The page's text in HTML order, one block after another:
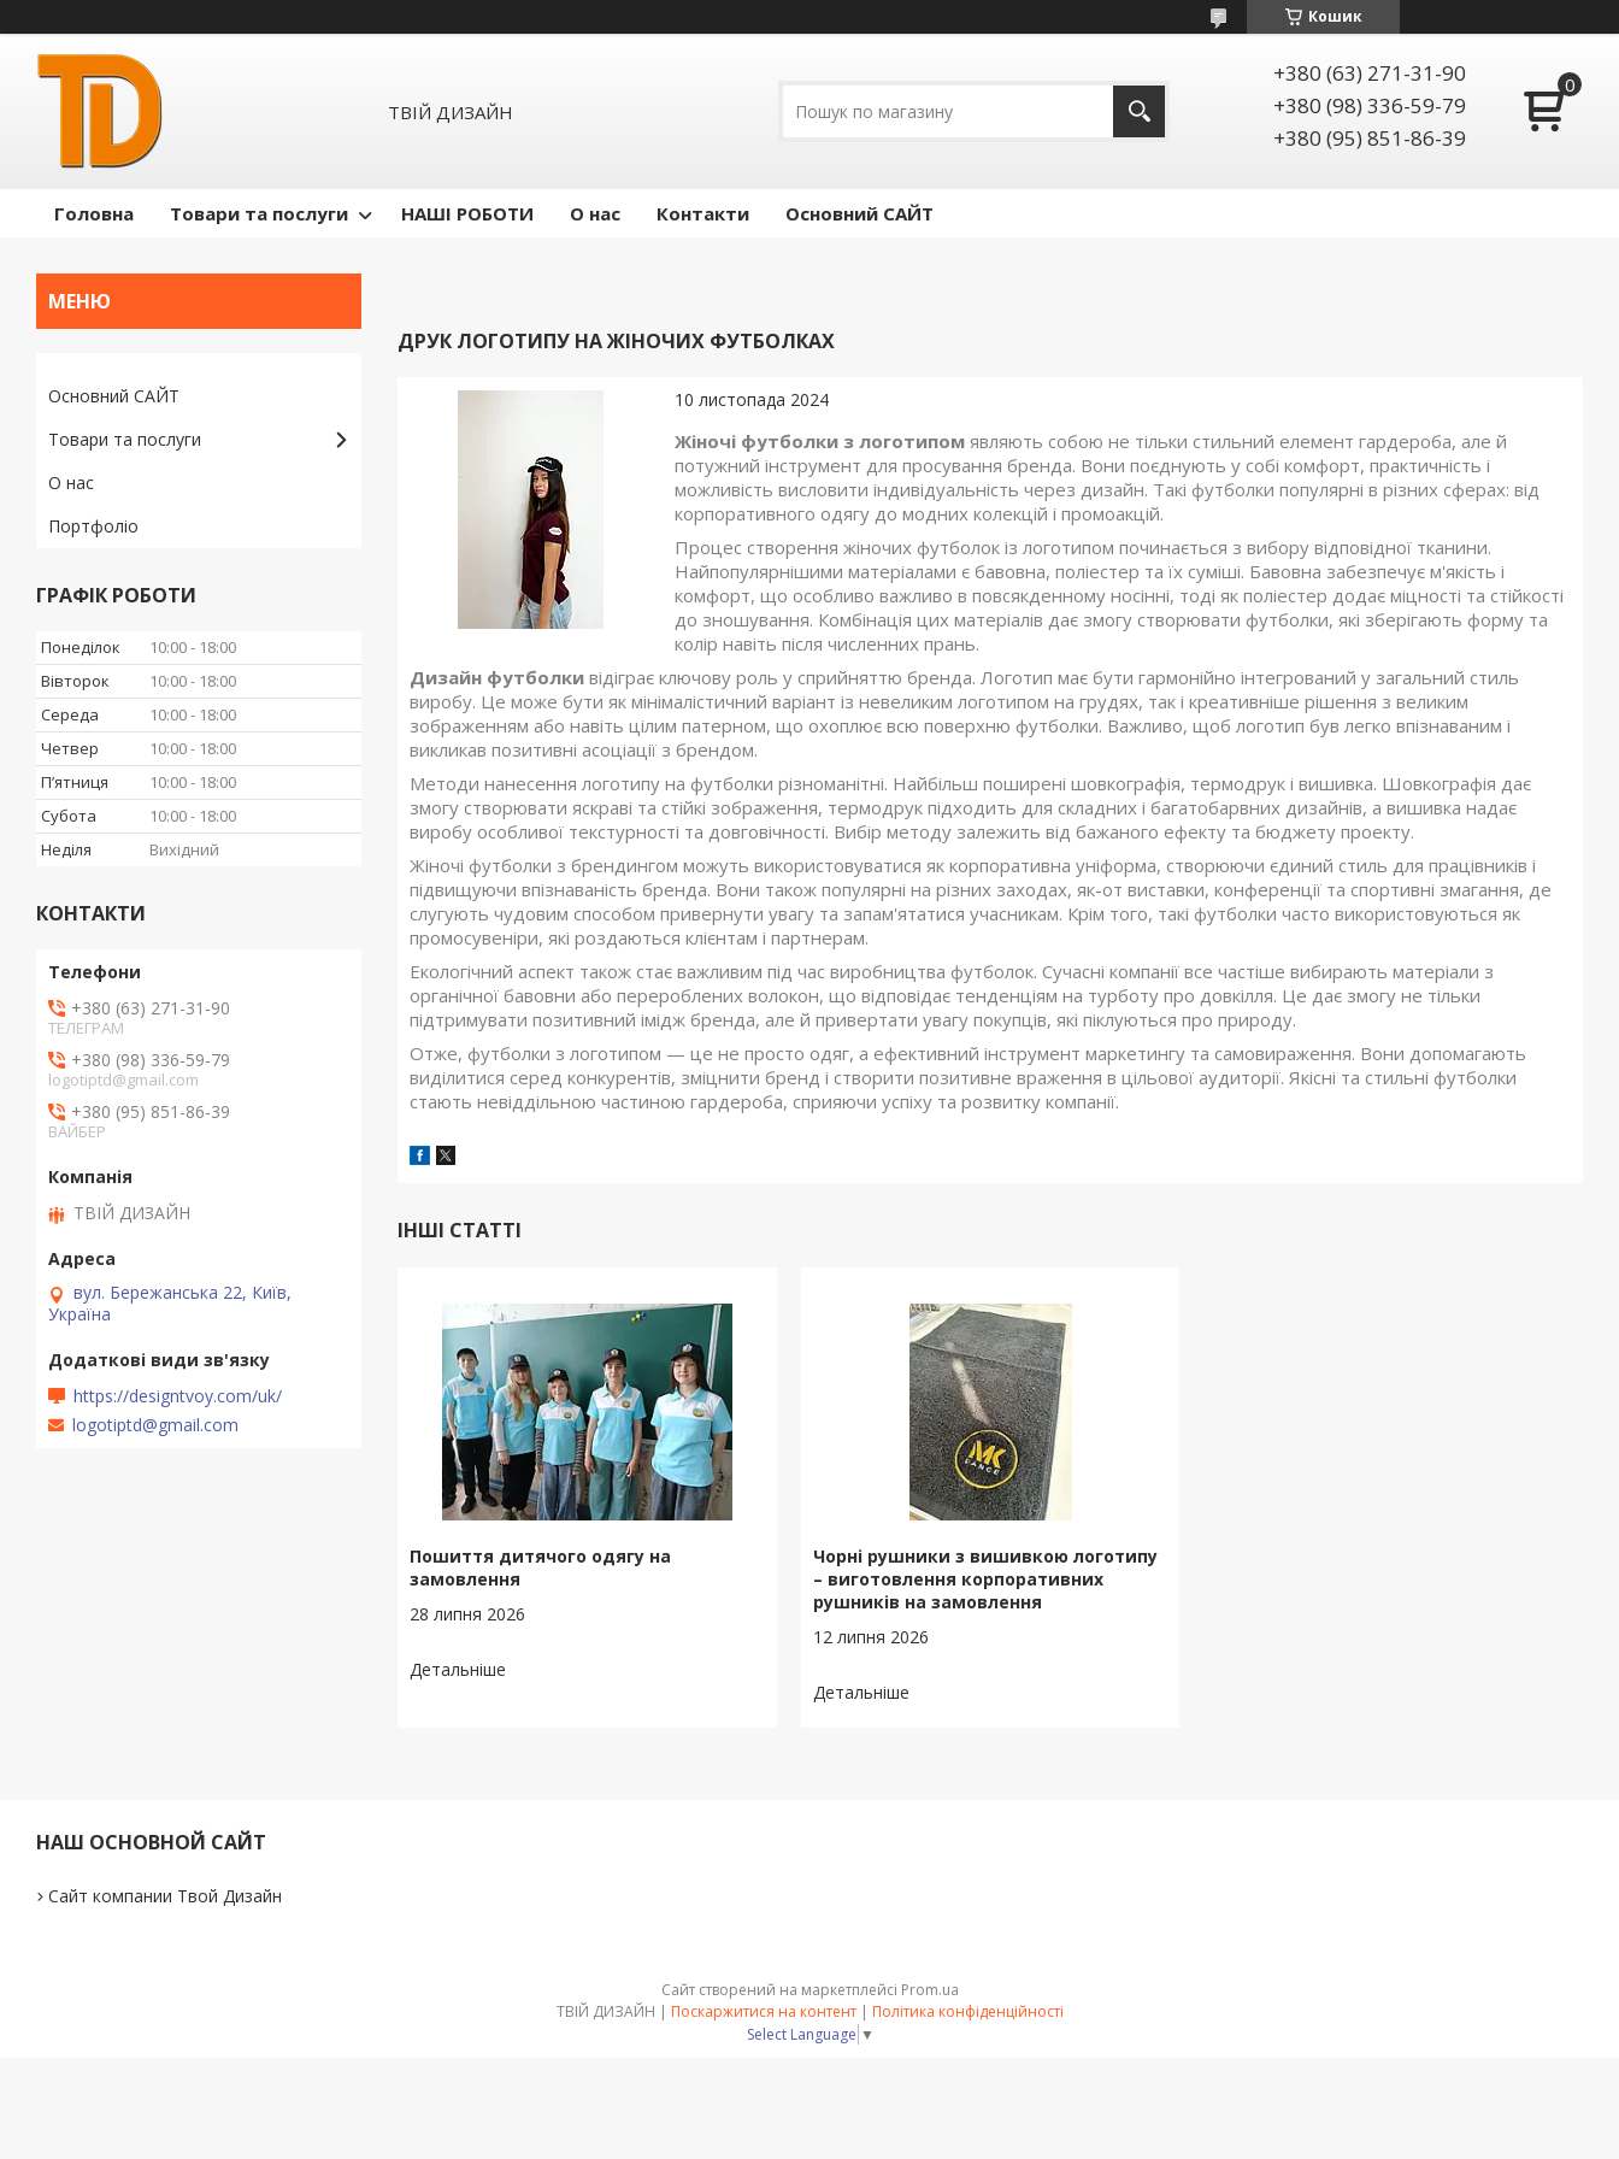
Кошик
ТВІЙ ДИЗАЙН
+380 (63) 271-31-90
+380 (98) 336-59-79
+380 (95) 851-86-39
Головна Товари та послуги НАШІ РОБОТИ О нас Контакти Основний САЙТ
ДРУК ЛОГОТИПУ НА ЖІНОЧИХ ФУТБОЛКАХ
10 листопада 2024
Жіночі футболки з логотипом являють собою не тільки стильний елемент гардероба, але й
потужний інструмент для просування бренда. Вони поєднують у собі комфорт, практичність і
можливість висловити індивідуальність через дизайн. Такі футболки популярні в різних сферах: від
корпоративного одягу до модних колекцій і промоакцій.
Процес створення жіночих футболок із логотипом починається з вибору відповідної тканини.
Найпопулярнішими матеріалами є бавовна, поліестер та їх суміші. Бавовна забезпечує м'якість і
комфорт, що особливо важливо в повсякденному носінні, тоді як поліестер додає міцності та стійкості
до зношування. Комбінація цих матеріалів дає змогу створювати футболки, які зберігають форму та
колір навіть після численних прань.
Дизайн футболки відіграє ключову роль у сприйняттю бренда. Логотип має бути гармонійно інтегрований у загальний стиль
виробу. Це може бути як мінімалістичний варіант із невеликим логотипом на грудях, так і креативніше рішення з великим
зображенням або навіть цілим патерном, що охоплює всю поверхню футболки. Важливо, щоб логотип був легко впізнаваним і
викликав позитивні асоціації з брендом.
Методи нанесення логотипу на футболки різноманітні. Найбільш поширені шовкографія, термодрук і вишивка. Шовкографія дає
змогу створювати яскраві та стійкі зображення, термодрук підходить для складних і багатобарвних дизайнів, а вишивка надає
виробу особливої текстурності та довговічності. Вибір методу залежить від бажаного ефекту та бюджету проекту.
Жіночі футболки з брендингом можуть використовуватися як корпоративна уніформа, створюючи єдиний стиль для працівників і
підвищуючи впізнаваність бренда. Вони також популярні на різних заходах, як-от виставки, конференції та спортивні змагання, де
слугують чудовим способом привернути увагу та запам'ятатися учасникам. Крім того, такі футболки часто використовуються як
промосувеніри, які роздаються клієнтам і партнерам.
Екологічний аспект також стає важливим під час виробництва футболок. Сучасні компанії все частіше вибирають матеріали з
органічної бавовни або перероблених волокон, що відповідає тенденціям на турботу про довкілля. Це дає змогу не тільки
підтримувати позитивний імідж бренда, але й привертати увагу покупців, які піклуються про природу.
Отже, футболки з логотипом — це не просто одяг, а ефективний інструмент маркетингу та самовираження. Вони допомагають
виділитися серед конкурентів, зміцнити бренд і створити позитивне враження в цільової аудиторії. Якісні та стильні футболки
стають невіддільною частиною гардероба, сприяючи успіху та розвитку компанії.
ІНШІ СТАТТІ
Пошиття дитячого одягу на
замовлення
28 липня 2026
Чорні рушники з вишивкою логотипу
– виготовлення корпоративних
рушників на замовлення
12 липня 2026
Основний САЙТ
Товари та послуги
О нас
Портфоліо
ГРАФІК РОБОТИ
Понеділок 10:00
18:00
Вівторок
10:00
18:00
Середа
10:00
18:00
Четвер
10:00
18:00
Пʼятниця
10:00
18:00
Субота
10:00
18:00
Неділя
Вихідний
КОНТАКТИ
+380 (63) 271-31-90
ТЕЛЕГРАМ
+380 (98) 336-59-79
logotiptd@gmail.com
+380 (95) 851-86-39
ВАЙБЕР
ТВІЙ ДИЗАЙН
вул. Бережанська 22, Київ,
Україна
https://designtvoy.com/uk/
logotiptd@gmail.com
НАШ ОСНОВНОЙ САЙТ
Сайт компании Твой Дизайн
Сайт створений на маркетплейсі Prom.ua
ТВІЙ ДИЗАЙН | Поскаржитися на контент | Політика конфіденційності
Select Language ▼